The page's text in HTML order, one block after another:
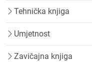
Tehnička knjiga
Umjetnost
Zavičajna knjiga